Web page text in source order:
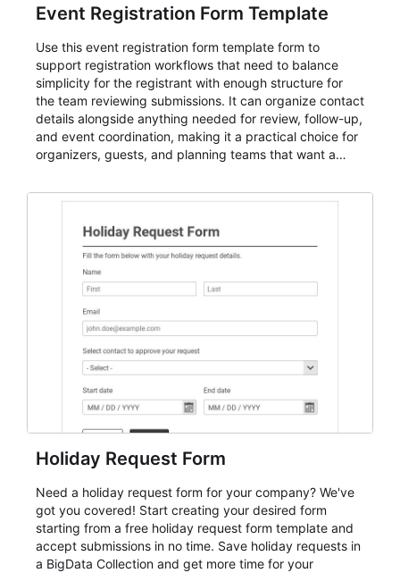
Event Registration Form Template
Use this event registration form template form to
support registration workflows that need to balance
simplicity for the registrant with enough structure for
the team reviewing submissions. It can organize contact
details alongside anything needed for review, follow-up,
and event coordination, making it a practical choice for
organizers, guests, and planning teams that want a
and participant management. The form is suitable for
student enrollment, volunteer registration, business
event intake, and membership participation. It helps
keep responses standardized so organizers can
evaluate submissions, manage next steps, and maintain
cleaner registration records over time.
Holiday Request Form
Need a holiday request form for your company? We've
got you covered! Start creating your desired form
starting from a free holiday request form template and
accept submissions in no time. Save holiday requests in
a BigData Collection and get more time for your